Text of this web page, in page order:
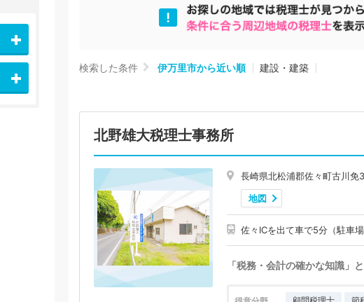
検索した条件 伊万里市から近い順 建設・建築
北野雄大税理士事務所
長崎県北松浦郡佐々町古川免
地図
佐々ICを出て車で5分（駐車
「税務・会計の確かな知識」